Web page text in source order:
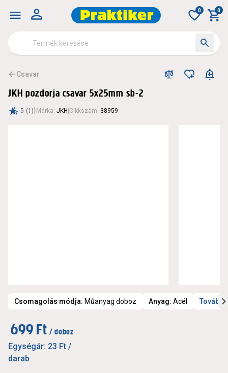
0 0
Csavar
JKH pozdorja csavar 5x25mm sb-2
5 (1)| Márka: JKH Cikkszám: 38959
Csomagolás módja: Műanyag doboz Anyag: Acél
699 Ft / doboz
Egységár: 23 Ft /
darab